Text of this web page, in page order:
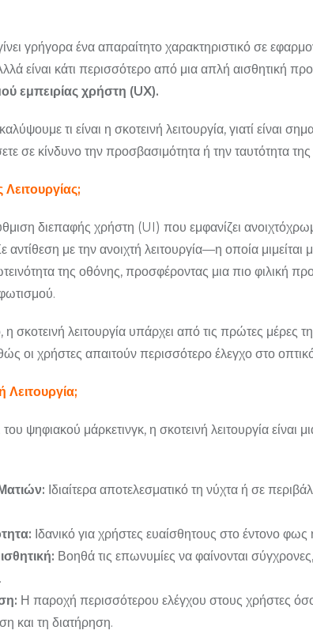
γρήγορα ένα απαραίτητο χαρακτηριστικό σε
είναι κάτι περισσότερο από μια απλή αισθητική
εμπειρίας χρήστη (UX).
τι είναι η σκοτεινή λειτουργία, γιατί είναι
σε κίνδυνο την προσβασιμότητα ή την ταυτότητα
Λειτουργίας;
διεπαφής χρήστη (UI) που εμφανίζει
με την ανοιχτή λειτουργία—η οποία μιμείται
της οθόνης, προσφέροντας μια πιο φιλική
σκοτεινή λειτουργία υπάρχει από τις πρώτες μέρες
οι χρήστες απαιτούν περισσότερο έλεγχο στο
Λειτουργία;
ψηφιακού μάρκετινγκ, η σκοτεινή λειτουργία είναι
Ιδιαίτερα αποτελεσματικό τη νύχτα ή σε
Ιδανικό για χρήστες ευαίσθητους στο έντονο
Βοηθά τις επωνυμίες να φαίνονται
Η παροχή περισσότερου ελέγχου στους χρήστες
και τη διατήρηση.